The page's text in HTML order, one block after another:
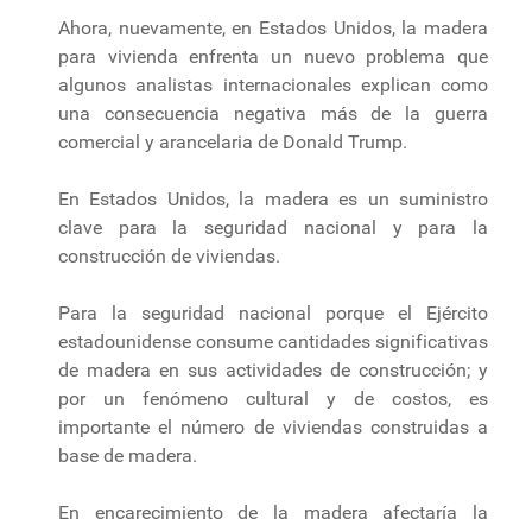
Ahora, nuevamente, en Estados Unidos, la madera
para vivienda enfrenta un nuevo problema que
algunos analistas internacionales explican como
una consecuencia negativa más de la guerra
comercial y arancelaria de Donald Trump.
En Estados Unidos, la madera es un suministro
clave para la seguridad nacional y para la
construcción de viviendas.
Para la seguridad nacional porque el Ejército
estadounidense consume cantidades significativas
de madera en sus actividades de construcción; y
por un fenómeno cultural y de costos, es
importante el número de viviendas construidas a
base de madera.
En encarecimiento de la madera afectaría la